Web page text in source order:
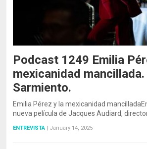
Podcast 1249 Emilia
mexicanidad
Sarmiento.
Emilia Pérez y la mexicanidad
nueva película de Jacques Audiard,
ENTREVISTA January 14, 2025